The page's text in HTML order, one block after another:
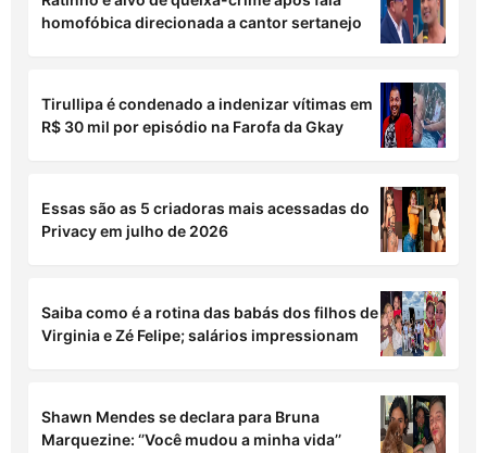
homofóbica direcionada a cantor sertanejo
Tirullipa é condenado a indenizar vítimas em
R$ 30 mil por episódio na Farofa da Gkay
Essas são as 5 criadoras mais acessadas do
Privacy em julho de 2026
Saiba como é a rotina das babás dos filhos de
Virginia e Zé Felipe; salários impressionam
Shawn Mendes se declara para Bruna
Marquezine: ‘’Você mudou a minha vida’’